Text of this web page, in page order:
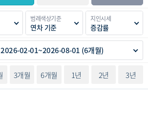
인구 지도
인구/세대수
자주하는 질문
범례색상기준
연차 기준
지인시세
증감률
2026-02-01~2026-08-01 (6개월)
3개월 6개월 1년 2년 3년